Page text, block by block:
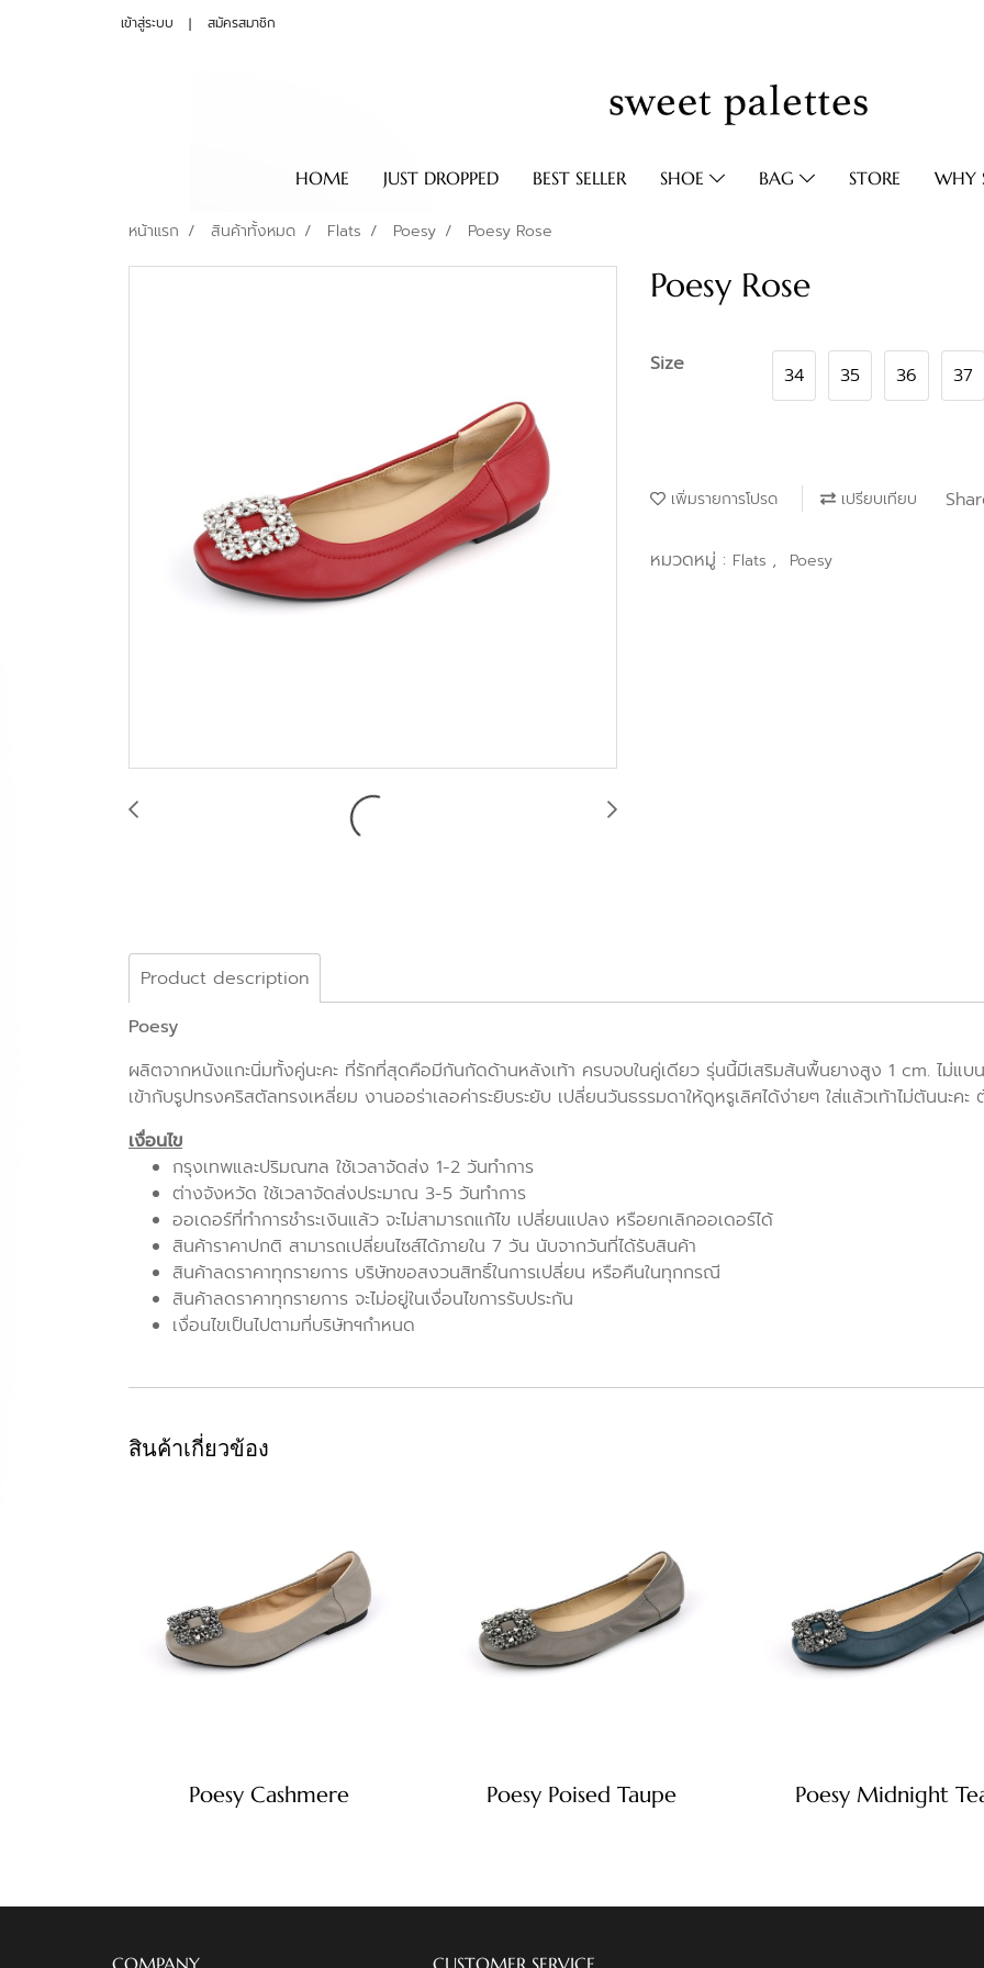
เข้าสู่ระบบ สมัครสมาชิก
HOME JUST DROPPED BEST SELLER SHOE BAG STORE WHY
หน้าแรก สินค้าทั้งหมด Flats Poesy Poesy Rose
Poesy Rose
Size 34 35 36 37
เพิ่มรายการโปรด เปรียบเทียบ
หมวดหมู่ : Flats , Poesy
Product description
Poesy
ผลิตจากหนังแกะนิ่มทั้งคู่นะคะ ที่รักที่สุดคือมีกันกัดด้านหลังเท้า ครบจบในคู่เดียว รุ่นนี้มีเสริมส้นพื้นยางสูง 1 cm. ไม่แบน
เข้ากับรูปทรงคริสตัลทรงเหลี่ยม งานออร่าเลอค่าระยิบระยับ เปลี่ยนวันธรรมดาให้ดูหรูเลิศได้ง่ายๆ ใส่แล้วเท้าไม่ตันนะ
เงื่อนไข
กรุงเทพและปริมณฑล ใช้เวลาจัดส่ง 1-2 วันทำการ
ต่างจังหวัด ใช้เวลาจัดส่งประมาณ 3-5 วันทำการ
ออเดอร์ที่ทำการชำระเงินแล้ว จะไม่สามารถแก้ไข เปลี่ยนแปลง หรือยกเลิกออเดอร์ได้
สินค้าราคาปกติ สามารถเปลี่ยนไซส์ได้ภายใน 7 วัน นับจากวันที่ได้รับสินค้า
สินค้าลดราคาทุกรายการ บริษัทขอสงวนสิทธิ์ในการเปลี่ยน หรือคืนในทุกกรณี
สินค้าลดราคาทุกรายการ จะไม่อยู่ในเงื่อนไขการรับประกัน
เงื่อนไขเป็นไปตามที่บริษัทฯกำหนด
สินค้าเกี่ยวข้อง
Poesy Cashmere Poesy Poised Taupe Poesy Midnight
COMPANY CUSTOMER SERVICE